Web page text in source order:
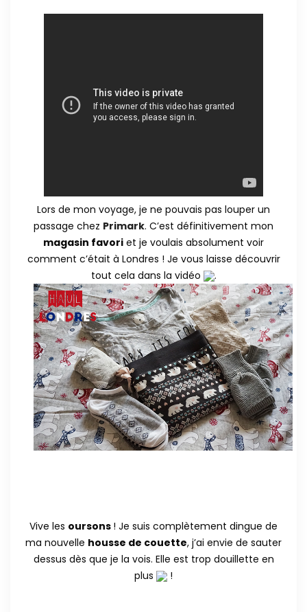
Lors de mon voyage, je ne pouvais pas louper un
passage chez Primark. C’est définitivement mon
magasin favori et je voulais absolument voir
comment c’était à Londres ! Je vous laisse découvrir
tout cela dans la vidéo
.
Vive les oursons ! Je suis complètement dingue de
ma nouvelle housse de couette, j’ai envie de sauter
dessus dès que je la vois. Elle est trop douillette en
plus
!